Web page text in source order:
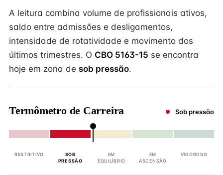
A leitura combina volume de profissionais ativos,
saldo entre admissões e desligamentos,
intensidade de rotatividade e movimento dos
últimos trimestres. O CBO 5163-15 se encontra
hoje em zona de sob pressão.
Termômetro de Carreira Sob pressão
RESTRITIVO
SOB
PRESSÃO
EM
EQUILÍBRIO
EM
ASCENSÃO
VIGOROSO